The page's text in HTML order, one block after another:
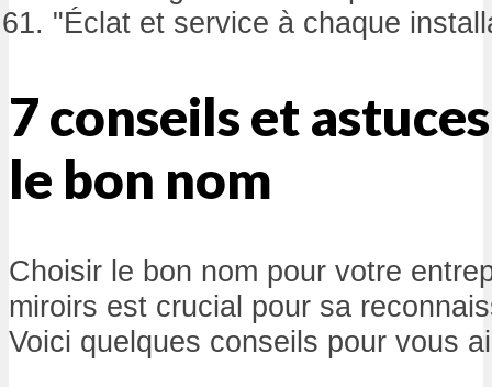
"Éclat et service à chaque
7 conseils et
le bon nom
Choisir le bon nom pour votre
miroirs est crucial pour sa
Voici quelques conseils pour vous